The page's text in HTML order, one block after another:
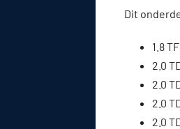
Dit
1.8
2.0
2.0
2.0
2.0